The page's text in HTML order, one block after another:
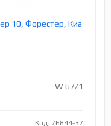
10, Форестер, Киа
W 67/1
Код: 76844-37